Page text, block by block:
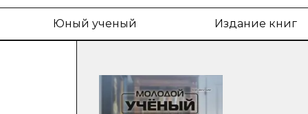
Юный ученый Издание книг